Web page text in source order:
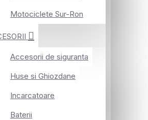
Motociclete Sur-Ron
Accesorii de siguranta
Huse si Ghiozdane
Incarcatoare
Baterii